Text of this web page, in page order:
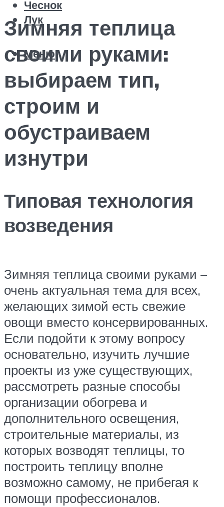
Чеснок
Лук
Меню
Зимняя теплица
своими руками:
выбираем тип,
строим и
обустраиваем
изнутри
Типовая технология
возведения
Зимняя теплица своими руками –
очень актуальная тема для всех,
желающих зимой есть свежие
овощи вместо консервированных.
Если подойти к этому вопросу
основательно, изучить лучшие
проекты из уже существующих,
рассмотреть разные способы
организации обогрева и
дополнительного освещения,
строительные материалы, из
которых возводят теплицы, то
построить теплицу вполне
возможно самому, не прибегая к
помощи профессионалов.